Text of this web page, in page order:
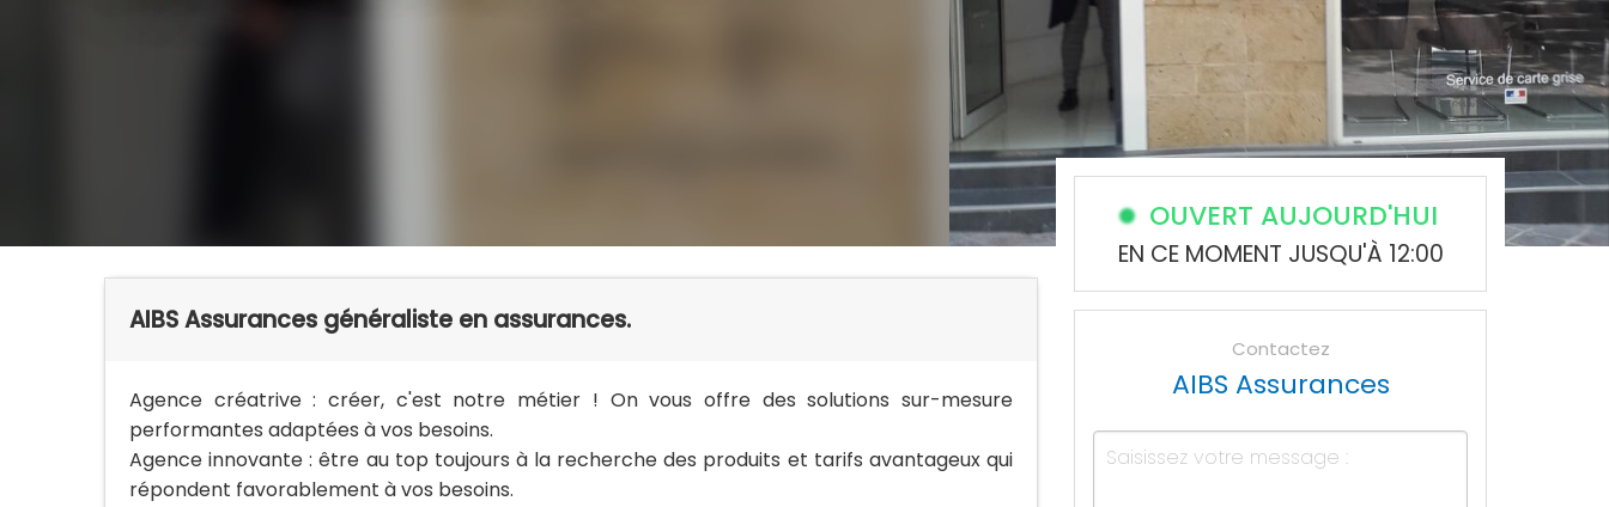
AIBS Assurances généraliste en assurances.
Agence créatrive : créer, c'est notre métier ! On vous offre des solutions sur-mesure
performantes adaptées à vos besoins.
Agence innovante : être au top toujours à la recherche des produits et tarifs avantageux qui
répondent favorablement à vos besoins.
OUVERT AUJOURD'HUI
EN CE MOMENT JUSQU'À 12:00
Contactez
AIBS Assurances